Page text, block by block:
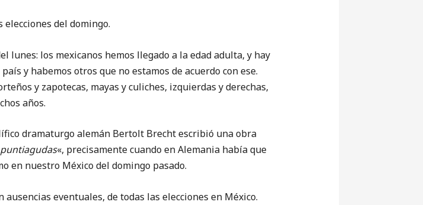
del domingo.
los mexicanos hemos llegado a la edad adulta, y hay
y habemos otros que no estamos de acuerdo con ese.
y zapotecas, mayas y culiches, izquierdas y derechas,
años.
dramaturgo alemán Bertolt Brecht escribió una obra
«, precisamente cuando en Alemania había que
en nuestro México del domingo pasado.
eventuales, de todas las elecciones en México.